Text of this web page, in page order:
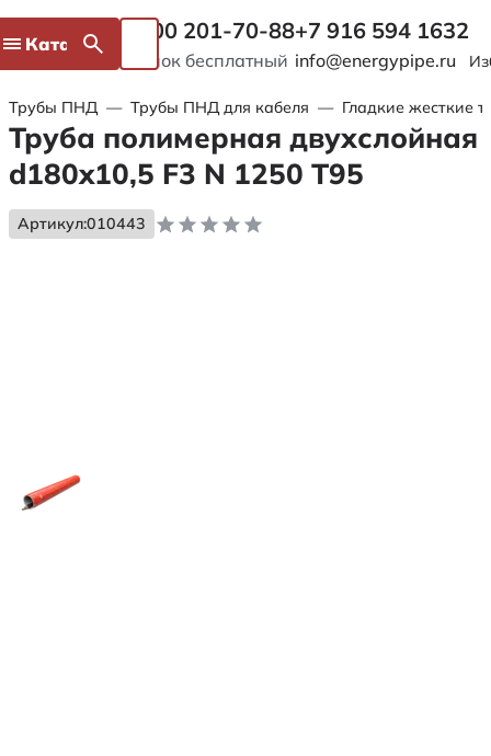
Каталог 8 800 201-70-88
Звонок бесплатный
+7 916 594 1632
info@energypipe.ru
Трубы ПНД — Трубы ПНД для кабеля — Гладкие жесткие
Труба полимерная двухслойная
d180x10,5 F3 N 1250 Т95
Артикул:010443